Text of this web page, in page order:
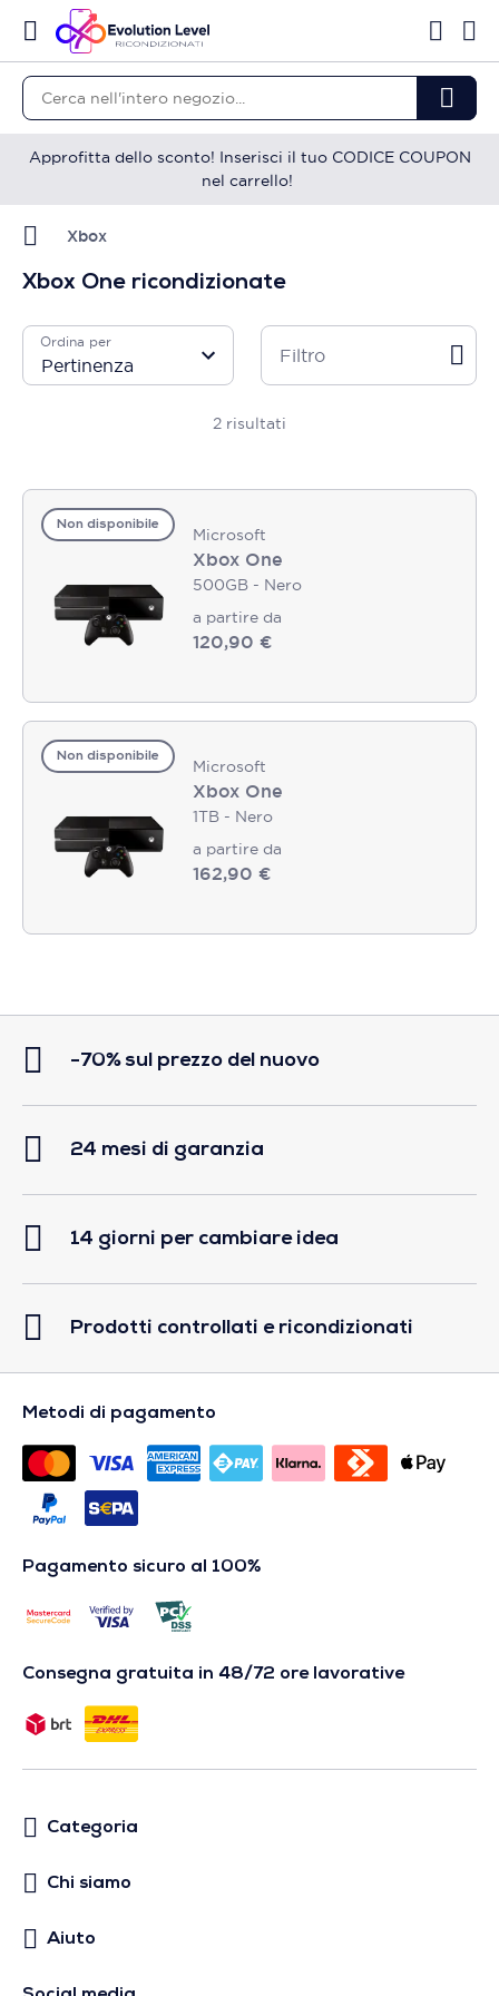
Approfitta dello sconto! Inserisci il tuo CODICE COUPON
nel carrello!
Xbox
Xbox One ricondizionate
2 risultati
Ordina per
Filtro
Non disponibile Microsoft
Xbox One
500GB - Nero
a partire da
120,90 €
Non disponibile Microsoft
Xbox One
1TB - Nero
a partire da
162,90 €
-70% sul prezzo del nuovo
24 mesi di garanzia
14 giorni per cambiare idea
Prodotti controllati e ricondizionati
Metodi di pagamento
Pagamento sicuro al 100%
Consegna gratuita in 48/72 ore lavorative
Categoria
Chi siamo
Aiuto